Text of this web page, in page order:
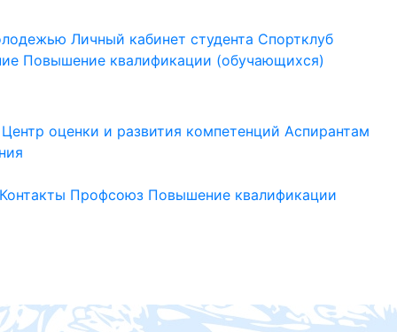
Личный кабинет студента Спортклуб
Повышение квалификации (обучающихся)
Центр оценки и развития компетенций Аспирантам
Контакты Профсоюз Повышение квалификации